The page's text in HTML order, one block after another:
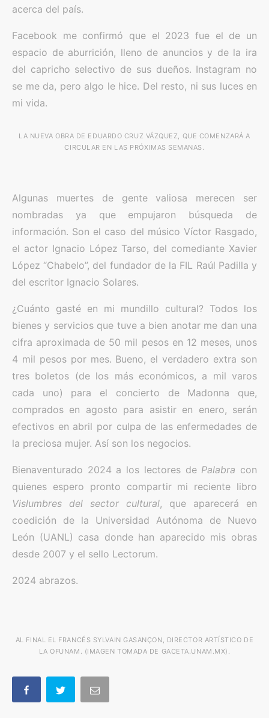
acerca del país.
Facebook me confirmó que el 2023 fue el de un
espacio de aburrición, lleno de anuncios y de la ira
del capricho selectivo de sus dueños. Instagram no
se me da, pero algo le hice. Del resto, ni sus luces en
mi vida.
LA NUEVA OBRA DE EDUARDO CRUZ VÁZQUEZ, QUE COMENZARÁ A
CIRCULAR EN LAS PRÓXIMAS SEMANAS.
Algunas muertes de gente valiosa merecen ser
nombradas ya que empujaron búsqueda de
información. Son el caso del músico Víctor Rasgado,
el actor Ignacio López Tarso, del comediante Xavier
López “Chabelo”, del fundador de la FIL Raúl Padilla y
del escritor Ignacio Solares.
¿Cuánto gasté en mi mundillo cultural? Todos los
bienes y servicios que tuve a bien anotar me dan una
cifra aproximada de 50 mil pesos en 12 meses, unos
4 mil pesos por mes. Bueno, el verdadero extra son
tres boletos (de los más económicos, a mil varos
cada uno) para el concierto de Madonna que,
comprados en agosto para asistir en enero, serán
efectivos en abril por culpa de las enfermedades de
la preciosa mujer. Así son los negocios.
Bienaventurado 2024 a los lectores de Palabra con
quienes espero pronto compartir mi reciente libro
Vislumbres del sector cultural, que aparecerá en
coedición de la Universidad Autónoma de Nuevo
León (UANL) casa donde han aparecido mis obras
desde 2007 y el sello Lectorum.
2024 abrazos.
AL FINAL EL FRANCÉS SYLVAIN GASANÇON, DIRECTOR ARTÍSTICO DE
LA OFUNAM. (IMAGEN TOMADA DE GACETA.UNAM.MX).